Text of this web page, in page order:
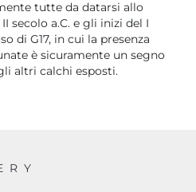
tutte da datarsi allo
secolo a.C. e gli inizi del I
di G17, in cui la presenza
è sicuramente un segno
altri calchi esposti.